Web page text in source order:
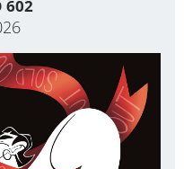
602